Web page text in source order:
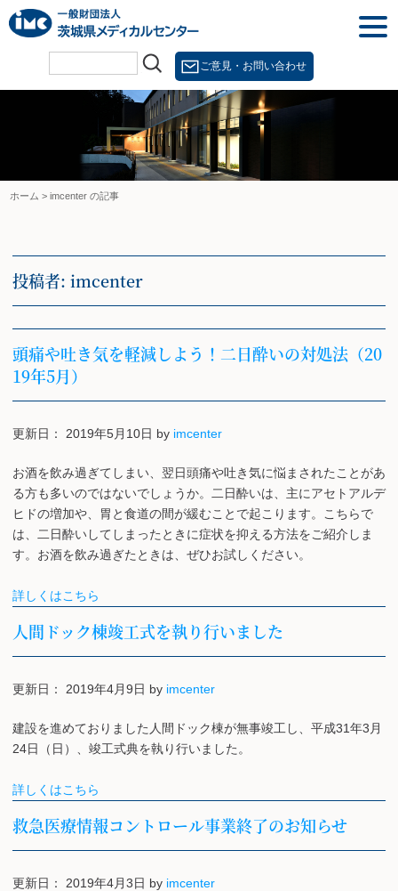
Skip
to
content
ご意見・お問い合わせ
ホーム > imcenter の記事
投稿者: imcenter
頭痛や吐き気を軽減しよう！二日酔いの対処法（20
19年5月）
更新日： 2019年5月10日 by imcenter
お酒を飲み過ぎてしまい、翌日頭痛や吐き気に悩まされたことがあ
る方も多いのではないでしょうか。二日酔いは、主にアセトアルデ
ヒドの増加や、胃と食道の間が緩むことで起こります。こちらで
は、二日酔いしてしまったときに症状を抑える方法をご紹介しま
す。お酒を飲み過ぎたときは、ぜひお試しください。
詳しくはこちら
人間ドック棟竣工式を執り行いました
更新日： 2019年4月9日 by imcenter
建設を進めておりました人間ドック棟が無事竣工し、平成31年3月
24日（日）、竣工式典を執り行いました。
詳しくはこちら
救急医療情報コントロール事業終了のお知らせ
更新日： 2019年4月3日 by imcenter